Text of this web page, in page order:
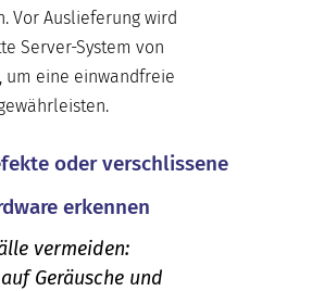
Vor Auslieferung wird
Server-System von
um eine einwandfreie
oder verschlissene
erkennen
vermeiden:
Geräusche und